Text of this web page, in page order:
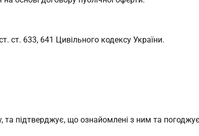
ст. 633, 641 Цивільного кодексу України.
підтверджує, що ознайомлені з ним та